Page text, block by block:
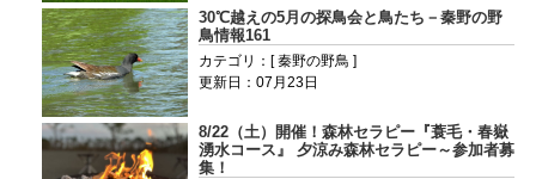
30℃越えの5月の探鳥会と鳥たち－秦野の野
鳥情報161
カテゴリ：[ 秦野の野鳥 ]
更新日：07月23日
8/22（土）開催！森林セラピー『蓑毛・春嶽
湧水コース』 夕涼み森林セラピー～参加者募
集！